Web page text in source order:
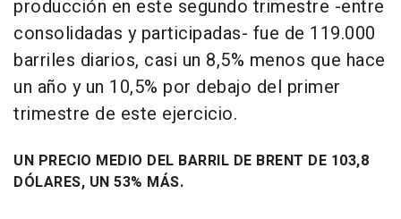
producción en este segundo trimestre -entre
consolidadas y participadas- fue de 119.000
barriles diarios, casi un 8,5% menos que hace
un año y un 10,5% por debajo del primer
trimestre de este ejercicio.
UN PRECIO MEDIO DEL BARRIL DE BRENT DE 103,8
DÓLARES, UN 53% MÁS.